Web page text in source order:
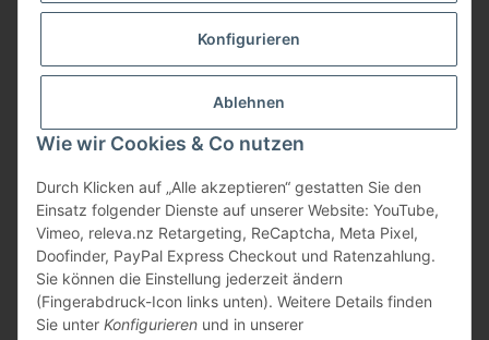
Konfigurieren
Ablehnen
Wie wir Cookies & Co nutzen
Durch Klicken auf „Alle akzeptieren“ gestatten Sie den
Einsatz folgender Dienste auf unserer Website: YouTube,
Vimeo, releva.nz Retargeting, ReCaptcha, Meta Pixel,
Doofinder, PayPal Express Checkout und Ratenzahlung.
Sie können die Einstellung jederzeit ändern
(Fingerabdruck-Icon links unten). Weitere Details finden
Sie unter Konfigurieren und in unserer
Herstellerinformationen